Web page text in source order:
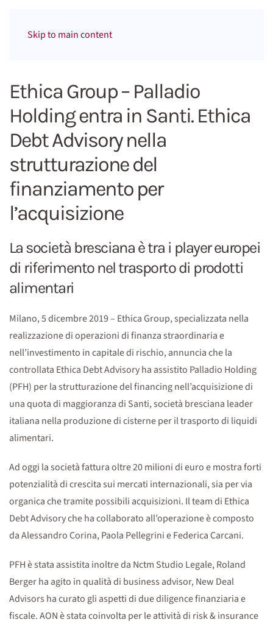
Skip to main content
Ethica Group – Palladio
Holding entra in Santi. Ethica
Debt Advisory nella
strutturazione del
finanziamento per
l’acquisizione
La società bresciana è tra i player europei
di riferimento nel trasporto di prodotti
alimentari
Milano, 5 dicembre 2019 – Ethica Group, specializzata nella
realizzazione di operazioni di finanza straordinaria e
nell’investimento in capitale di rischio, annuncia che la
controllata Ethica Debt Advisory ha assistito Palladio Holding
(PFH) per la strutturazione del financing nell’acquisizione di
una quota di maggioranza di Santi, società bresciana leader
italiana nella produzione di cisterne per il trasporto di liquidi
alimentari.
Ad oggi la società fattura oltre 20 milioni di euro e mostra forti
potenzialità di crescita sui mercati internazionali, sia per via
organica che tramite possibili acquisizioni. Il team di Ethica
Debt Advisory che ha collaborato all’operazione è composto
da Alessandro Corina, Paola Pellegrini e Federica Carcani.
PFH è stata assistita inoltre da Nctm Studio Legale, Roland
Berger ha agito in qualità di business advisor, New Deal
Advisors ha curato gli aspetti di due diligence finanziaria e
fiscale. AON è stata coinvolta per le attività di risk & insurance